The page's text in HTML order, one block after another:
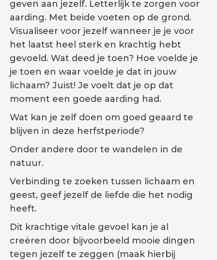
geven aan jezelf. Letterlijk te zorgen voor
aarding. Met beide voeten op de grond.
Visualiseer voor jezelf wanneer je je voor
het laatst heel sterk en krachtig hebt
gevoeld. Wat deed je toen? Hoe voelde je
je toen en waar voelde je dat in jouw
lichaam? Juist! Je voelt dat je op dat
moment een goede aarding had.
Wat kan je zelf doen om goed geaard te
blijven in deze herfstperiode?
Onder andere door te wandelen in de
natuur.
Verbinding te zoeken tussen lichaam en
geest, geef jezelf de liefde die het nodig
heeft.
Dit krachtige vitale gevoel kan je al
creëren door bijvoorbeeld mooie dingen
tegen jezelf te zeggen (maak hierbij